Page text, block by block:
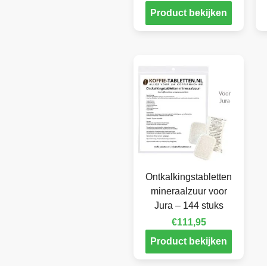
Product bekijken
Ontkalkingstabletten
mineraalzuur voor
Jura – 144 stuks
€111,95
Product bekijken